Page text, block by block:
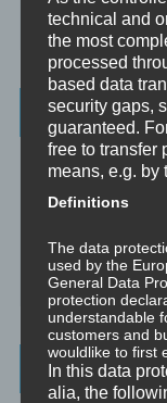
und praktischen
erfahrene Person
☞ Ablauf einer
☞
☞ Grundlagen für
☞ Was kostet es?
Wichtigste
technical and
the most
processed
based data
security gaps,
guaranteed.
free to transfer
means, e.g. by
Definitions
The data
used by the
General Data
protection
understandable
customers and
wouldlike to first
In this data
alia, the